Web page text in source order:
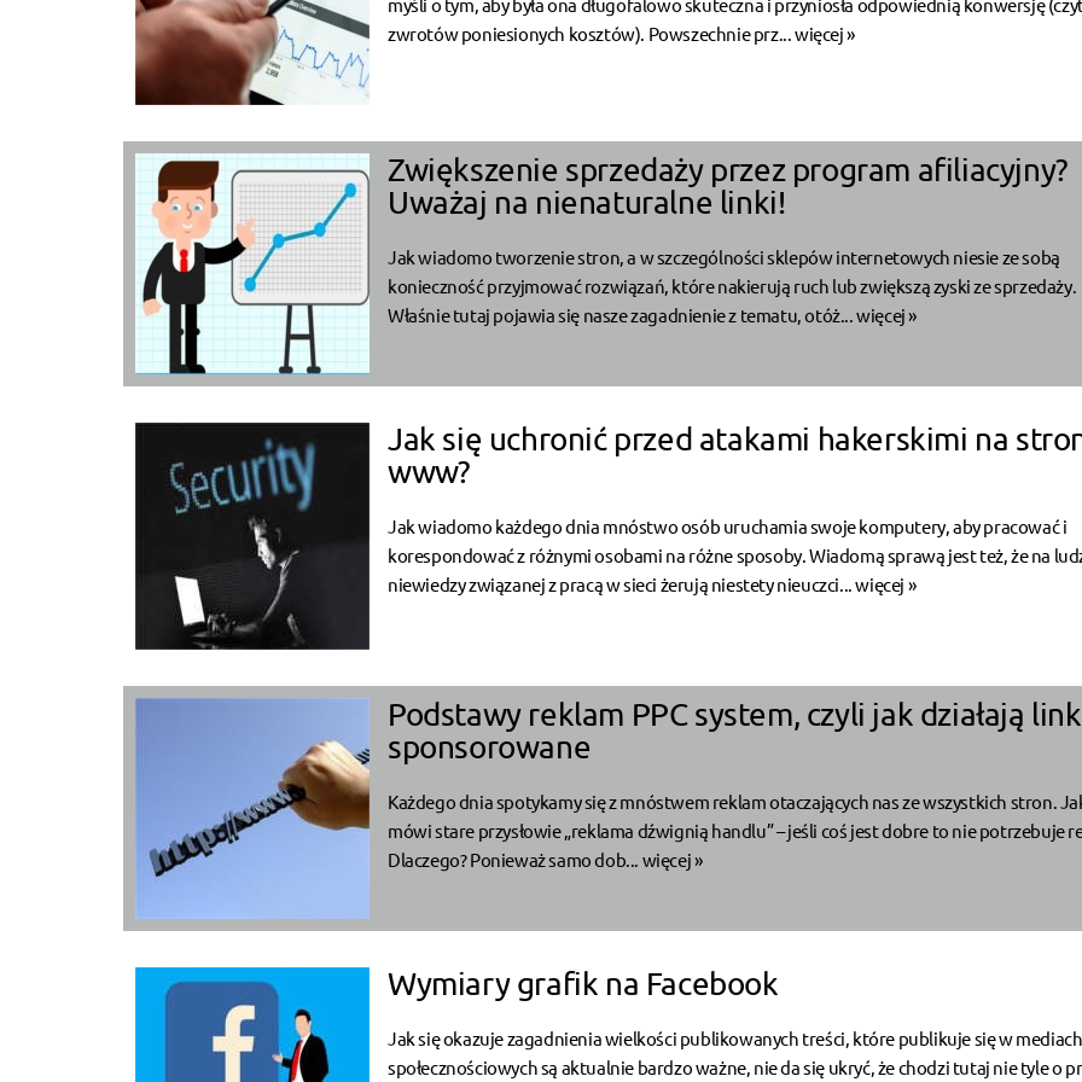
zwrotów poniesionych kosztów). Powszechnie prz...więcej »
Zwiększenie sprzedaży przez program afiliacyjny?
Uważaj na nienaturalne linki!
Jak wiadomo tworzenie stron, a w szczególności sklepów internetowych niesie ze sobą
konieczność przyjmować rozwiązań, które nakierują ruch lub zwiększą zyski ze sprzedaży.
Właśnie tutaj pojawia się nasze zagadnienie z tematu, otóż...więcej »
Jak się uchronić przed atakami hakerskimi na
www?
Jak wiadomo każdego dnia mnóstwo osób uruchamia swoje komputery, aby pracować i
korespondować z różnymi osobami na różne sposoby. Wiadomą sprawą jest też, że na
niewiedzy związanej z pracą w sieci żerują niestety nieuczci...więcej »
Podstawy reklam PPC system, czyli jak działają
sponsorowane
Każdego dnia spotykamy się z mnóstwem reklam otaczających nas ze wszystkich stron.
mówi stare przysłowie „reklama dźwignią handlu” – jeśli coś jest dobre to nie potrzebuje
Dlaczego? Ponieważ samo dob... więcej »
Wymiary grafik na Facebook
Jak się okazuje zagadnienia wielkości publikowanych treści, które publikuje się w mediach
społecznościowych są aktualnie bardzo ważne, nie da się ukryć, że chodzi tutaj nie tyle o